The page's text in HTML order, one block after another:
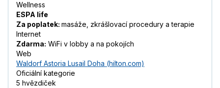
Wellness
ESPA life
Za poplatek: masáže, zkrášlovací procedury a terapie
Internet
Zdarma: WiFi v lobby a na pokojích
Web
Waldorf Astoria Lusail Doha (hilton.com)
Oficiální kategorie
5 hvězdiček